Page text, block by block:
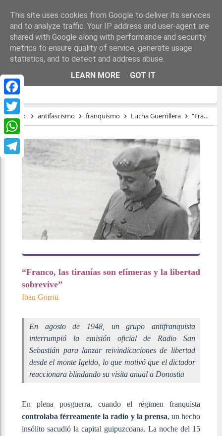
Facebook
Twitter
WhatsApp
Telegram
“FRANCO, LAS TIRANÍAS SON EFÍMERAS Y
LA LIBERTAD SOBREVIVE”
Inicio antifascismo franquismo Lucha Guerrillera “Franco, las tiranías son efímeras y la libertad sobrevive”
“Franco, las tiranías son efímeras y la libertad
sobrevive”
Iban Gorriti
En agosto de 1948, un grupo antifranquista
interrumpió la emisión oficial de Radio San
Sebastián para lanzar reivindicaciones de libertad
desde el monte Igeldo, lo que motivó que el dictador
reaccionara blindando su visita anual a Donostia
En plena posguerra, cuando el régimen franquista
controlaba férreamente la radio y la prensa, un hecho
insólito sacudió la capital guipuzcoana. La noche del 15
This site uses cookies from Google to deliver its services
and to analyze traffic. Your IP address and user-agent are
shared with Google along with performance and security
metrics to ensure quality of service, generate usage
statistics, and to detect and address abuse.
LEARN MORE
GOT IT